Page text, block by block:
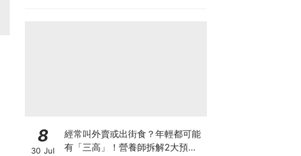
8
30 Jul
經常叫外賣或出街食？年輕都可能
有「三高」！營養師拆解2大預防